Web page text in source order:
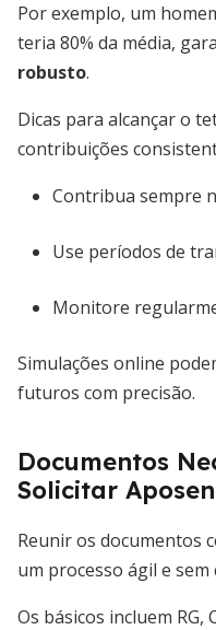
Por exemplo, um
teria 80% da média,
robusto.
Dicas para alcançar o
contribuições
Contribua sempre
Use períodos de
Monitore
Simulações online
futuros com precisão.
Documentos
Solicitar
Reunir os documentos
um processo ágil e
Os básicos incluem RG,